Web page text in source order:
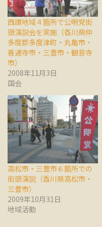
西讃地域４箇所で公明党街
頭演説会を実施（香川県仲
多度郡多度津町・丸亀市・
善通寺市・三豊市・観音寺
市）
2008年11月3日
国会
高松市・三豊市６箇所での
街頭演説（香川県高松市・
三豊市）
2009年10月31日
地域活動